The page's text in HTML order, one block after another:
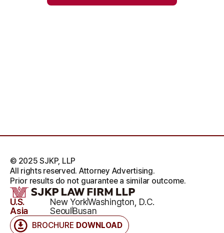
BROCHURE DOWNLOAD
U.S. New YorkWashington, D.C.
Asia
SeoulBusan
© 2025 SJKP, LLP
All rights reserved. Attorney Advertising.
Prior results do not guarantee a similar outcome.